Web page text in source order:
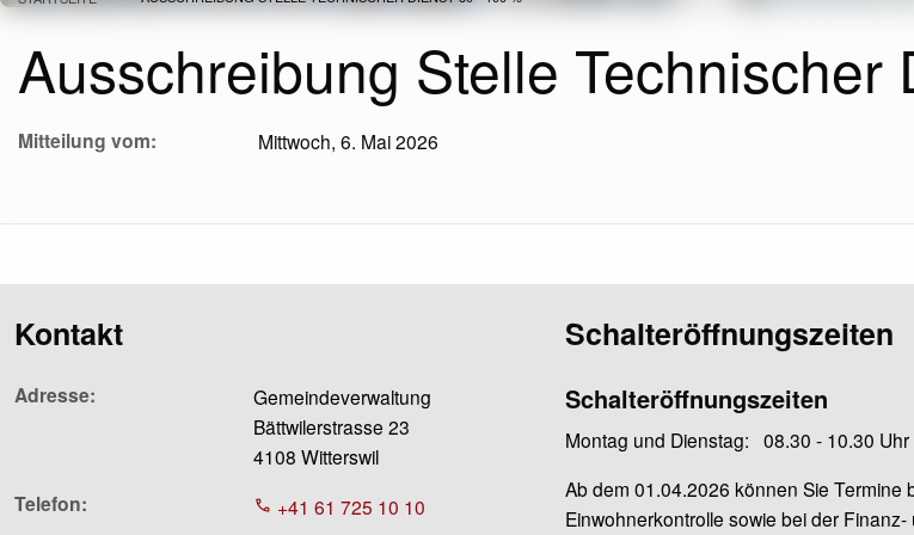
Pfadnavigation
Ausschreibung Stelle Technischer
Mitteilung vom Mittwoch, 6. Mai 2026
Kontakt
Adresse
Gemeindeverwaltung
Bättwilerstrasse 23
4108 Witterswil
Telefon +41 61 725 10 10
Schalteröffnungszeiten
Schalteröffnungszeiten
Montag und Dienstag: 08.30 - 10.30 Uhr
Ab dem 01.04.2026 können Sie Termine
Einwohnerkontrolle sowie bei der Finanz-